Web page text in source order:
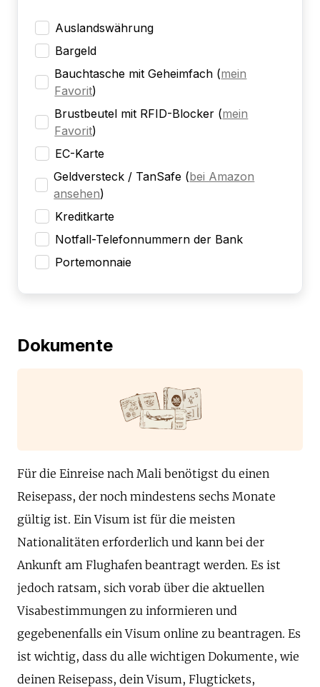
Auslandswährung
Bargeld
Bauchtasche mit Geheimfach (mein
Favorit)
Brustbeutel mit RFID-Blocker (mein
Favorit)
EC-Karte
Geldversteck / TanSafe (bei Amazon
ansehen)
Kreditkarte
Notfall-Telefonnummern der Bank
Portemonnaie
Dokumente
Für die Einreise nach Mali benötigst du einen
Reisepass, der noch mindestens sechs Monate
gültig ist. Ein Visum ist für die meisten
Nationalitäten erforderlich und kann bei der
Ankunft am Flughafen beantragt werden. Es ist
jedoch ratsam, sich vorab über die aktuellen
Visabestimmungen zu informieren und
gegebenenfalls ein Visum online zu beantragen. Es
ist wichtig, dass du alle wichtigen Dokumente, wie
deinen Reisepass, dein Visum, Flugtickets,